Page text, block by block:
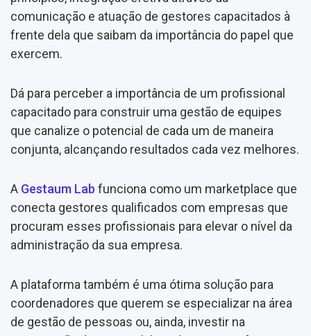
comunicação e atuação de gestores capacitados à
frente dela que saibam da importância do papel que
exercem.
Dá para perceber a importância de um profissional
capacitado para construir uma gestão de equipes
que canalize o potencial de cada um de maneira
conjunta, alcançando resultados cada vez melhores.
A Gestaum Lab funciona como um marketplace que
conecta gestores qualificados com empresas que
procuram esses profissionais para elevar o nível da
administração da sua empresa.
A plataforma também é uma ótima solução para
coordenadores que querem se especializar na área
de gestão de pessoas ou, ainda, investir na